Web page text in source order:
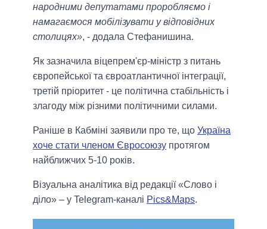
народними депутатами проробляємо і
намагаємося мобілізувати у відповідних
столицях», - додала Стефанишина.
Як зазначила віцепрем'єр-міністр з питань
європейської та євроатлантичної інтеграції,
третій пріоритет - це політична стабільність і
злагоду між різними політичними силами.
Раніше в Кабміні заявили про те, що Україна
хоче стати членом Євросоюзу протягом
найближчих 5-10 років.
Візуальна аналітика від редакції «Слово і
діло» – у Telegram-каналі Pics&Maps.